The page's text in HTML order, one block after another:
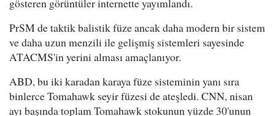
gösteren görüntüler internette yayımlandı.
PrSM de taktik balistik füze ancak daha modern bir sistem
ve daha uzun menzili ile gelişmiş sistemleri sayesinde
ATACMS'in yerini alması amaçlanıyor.
ABD, bu iki karadan karaya füze sisteminin yanı sıra
binlerce Tomahawk seyir füzesi de ateşledi. CNN, nisan
ayı başında toplam Tomahawk stokunun yüzde 30'unun